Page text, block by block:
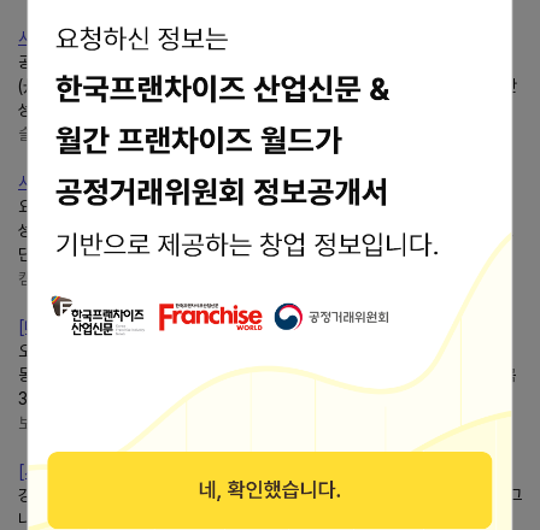
시흥데이트 신상 홍콩식주점단성무이솔직후기
공간,단성무이에 다녀왔어요!! 이름부터 굉장히 인상적이었는데요.단성무이
(丹誠無二)는'붉은 정성이 둘도 없다'는 뜻으로, 진심을 다해... 시흥데이트단
성무이소개 해볼께요!!단성무이위치 경기 시흥시...
슬기로운 김몽고 블로그
https://blog.naver.com/cccppp11
시흥 은계단성무이솔직 후기ㅣ 메뉴, 가격, 분위기 총정리
요즘 분위기 좋은 술집을 찾다가 알게 된단성무이.뭔가 이름부터... 그리고단
성무이의 가장 큰 매력은 바로 메뉴 구성이다. 흔한 안주들만 있는 게 아니라,
단성무이만의 개성이 느껴지는 메뉴들이 있어서...
캠핑하는 식집사
[대구/칠곡 3지구] 식사와 술 모두 즐길 수 있는단성무이칠곡점 솔....
오늘은단성무이칠곡점을 소개해 드리려고 해요!단성무이칠곡점 - 대구 북구
동천로 128-16 1층 - 15:00... 인스타그램 (단성무이칠곡) 공지 위치는 칠곡
3지구 번화가 모퉁이에 위치하고 있는데, 멀리서도 보이는...
보두리의 맛집 부수기
[서울/강남] 분위기좋은 가성비 술집 모임 장소단성무이강남점 메....
강남에 위치한 홍콩주점단성무이!!위치 : 서울 강남구...단성무이매뉴로는 시그
니처 메뉴인 홍콩덕 한상을 비롯흔 중화요리는... 고민 중이시라면 중식 기반